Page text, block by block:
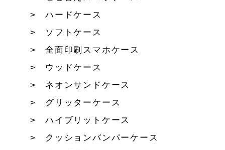
ハードケース
ソフトケース
全面印刷スマホケース
ウッドケース
ネオンサンドケース
グリッターケース
ハイブリットケース
クッションバンパーケース